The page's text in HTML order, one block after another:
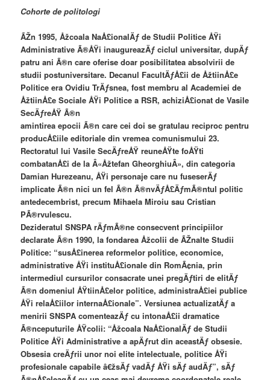
Cohorte de politologi
ÃŽn 1995, Åžcoala NaÅ£ionalÄƒ de Studii Politice ÅŸi
Administrative Ã®ÅŸi inaugureazÄƒ ciclul universitar, dupÄƒ
patru ani Ã®n care oferise doar posibilitatea absolvirii de
studii postuniversitare. Decanul FacultÄƒÅ£ii de ÅžtiinÅ£e
Politice era Ovidiu TrÄƒsnea, fost membru al Academiei de
ÅžtiinÅ£e Sociale ÅŸi Politice a RSR, achiziÅ£ionat de Vasile
SecÄƒreÅŸ Ã®n
amintirea epocii Ã®n care cei doi se gratulau reciproc pentru
producÅ£iile editoriale din vremea comunismului 23.
Rectoratul lui Vasile SecÄƒreÅŸ reuneÅŸte foÅŸti
combatanÅ£i de la Â«Åžtefan GheorghiuÂ», din categoria
Damian Hurezeanu, ÅŸi personaje care nu fuseserÄƒ
implicate Ã®n nici un fel Ã®n Ã®nvÄƒÅ£ÄƒmÃ®ntul politic
antedecembrist, precum Mihaela Miroiu sau Cristian
PÃ®rvulescu.
Dezideratul SNSPA rÄƒmÃ®ne consecvent principiilor
declarate Ã®n 1990, la fondarea Åžcolii de ÃŽnalte Studii
Politice: “susÅ£inerea reformelor politice, economice,
administrative ÅŸi instituÅ£ionale din RomÃ¢nia, prin
intermediul cursurilor consacrate unei pregÄƒtiri de elitÄƒ
Ã®n domeniul ÅŸtiinÅ£elor politice, administraÅ£iei publice
ÅŸi relaÅ£iilor internaÅ£ionale”. Versiunea actualizatÄƒ a
menirii SNSPA comenteazÄƒ cu intonaÅ£ii dramatice
Ã®nceputurile ÅŸcolii: “Åžcoala NaÅ£ionalÄƒ de Studii
Politice ÅŸi Administrative a apÄƒrut din aceastÄƒ obsesie.
Obsesia creÄƒrii unor noi elite intelectuale, politice ÅŸi
profesionale capabile â€žsÄƒ vadÄƒ ÅŸi sÄƒ audÄƒ”, sÄƒ